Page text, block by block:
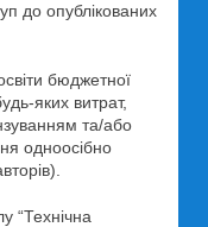
до опублікованих
бюджетної
яких витрат,
та/або
одноосібно
“Технічна